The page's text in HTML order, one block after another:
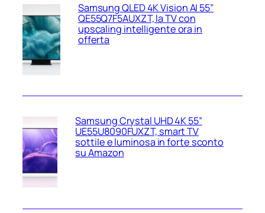
Samsung QLED 4K Vision AI 55”
QE55Q7F5AUXZT, la TV con
upscaling intelligente ora in
offerta
Samsung Crystal UHD 4K 55”
UE55U8090FUXZT, smart TV
sottile e luminosa in forte sconto
su Amazon